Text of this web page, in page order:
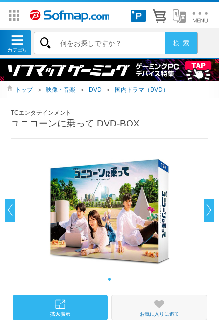
トップ ＞ 映像・音楽 ＞ DVD ＞ 国内ドラマ（DVD）
TCエンタテインメント
ユニコーンに乗って DVD-BOX
お気に入りに追加